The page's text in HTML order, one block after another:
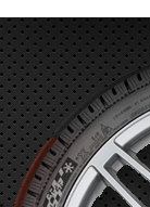
Garage automobile